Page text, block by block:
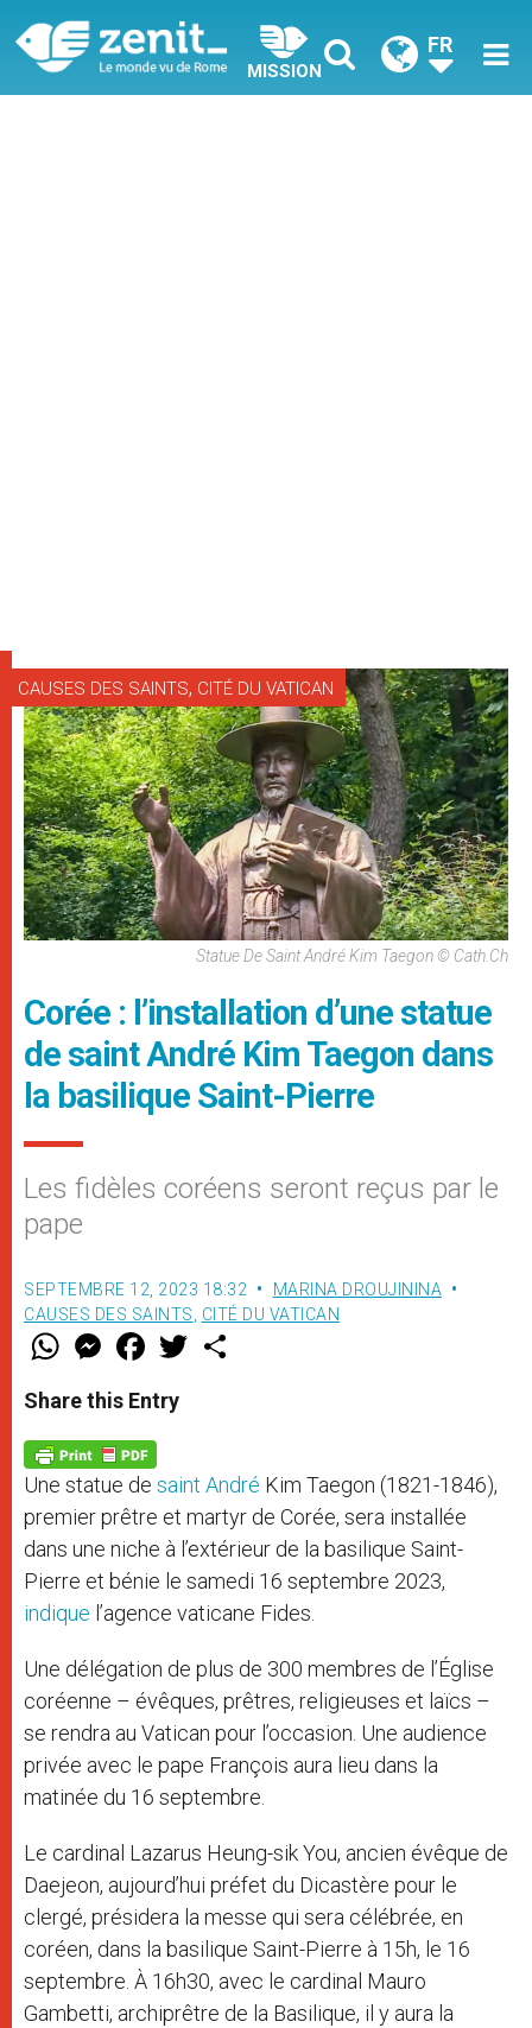
MISSION
FR
CAUSES DES SAINTS, CITÉ DU VATICAN
Statue De Saint André Kim Taegon © Cath.ch
Corée : l’installation d’une statue
de saint André Kim Taegon dans
la basilique Saint-Pierre
Les fidèles coréens seront reçus par le
pape
SEPTEMBRE 12, 2023 18:32
MARINA DROUJININA
CAUSES DES SAINTS, CITÉ DU VATICAN
W
t
s
p
p
M
e
s
e
g
e
r
F
a
e
b
o
k
w
Share this Entry
Une statue de saint André Kim Taegon (1821-1846),
premier prêtre et martyr de Corée, sera installée
dans une niche à l’extérieur de la basilique Saint-
Pierre et bénie le samedi 16 septembre 2023,
indique l’agence vaticane Fides.
Une délégation de plus de 300 membres de l’Église
coréenne – évêques, prêtres, religieuses et laïcs –
se rendra au Vatican pour l’occasion. Une audience
privée avec le pape François aura lieu dans la
matinée du 16 septembre.
Le cardinal Lazarus Heung-sik You, ancien évêque de
Daejeon, aujourd’hui préfet du Dicastère pour le
clergé, présidera la messe qui sera célébrée, en
coréen, dans la basilique Saint-Pierre à 15h, le 16
septembre. À 16h30, avec le cardinal Mauro
Gambetti, archiprêtre de la Basilique, il y aura la